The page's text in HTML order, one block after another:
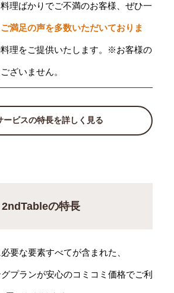
理ばかりでご不満のお客様、ぜひ一
ご満足の声を多数いただいておりま
理をご提供いたします。※お客様の
ざいません。
ービスの特長を詳しく見る
2ndTableの特長
要な要素すべてが含まれた、
プランが安心のコミコミ価格でご利